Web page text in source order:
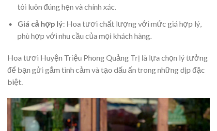
tôi luôn đúng hẹn và chính xác.
Giá cả hợp lý: Hoa tươi chất lượng với mức giá hợp lý,
phù hợp với nhu cầu của mọi khách hàng.
Hoa tươi Huyện Triệu Phong Quảng Trị là lựa chọn lý tưởng
để bạn gửi gắm tình cảm và tạo dấu ấn trong những dịp đặc
biệt.